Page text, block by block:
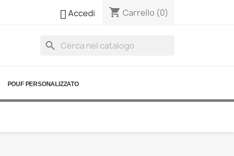
Accedi shopping_cart Carrello (0)
search
POUF PERSONALIZZATO